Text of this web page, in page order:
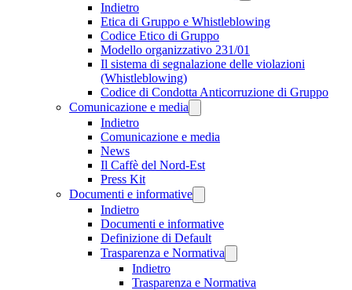
Indietro
Etica di Gruppo e Whistleblowing
Codice Etico di Gruppo
Modello organizzativo 231/01
Il sistema di segnalazione delle violazioni
(Whistleblowing)
Codice di Condotta Anticorruzione di Gruppo
Comunicazione e media
Indietro
Comunicazione e media
News
Il Caffè del Nord-Est
Press Kit
Documenti e informative
Indietro
Documenti e informative
Definizione di Default
Trasparenza e Normativa
Indietro
Trasparenza e Normativa